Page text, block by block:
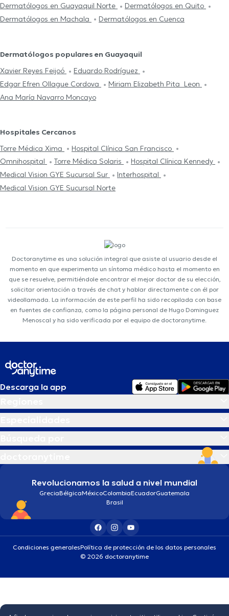
Dermatólogos en Guayaquil Norte
Dermatólogos en Quito
Dermatólogos en Machala
Dermatólogos en Cuenca
Dermatólogos populares en Guayaquil
Xavier Reyes Feijoó
Eduardo Rodríguez
Edgar Efren Ollague Cordova
Miriam Elizabeth Pita Leon
Ana María Navarro Moncayo
Hospitales Cercanos
Torre Médica Xima
Hospital Clínica San Francisco
Omnihospital
Torre Médica Solaris
Hospital Clínica Kennedy
Medical Vision GYE Sucursal Sur
Interhospital
Medical Vision GYE Sucursal Norte
Doctoranytime es una solución integral que asiste al usuario desde el
momento en que experimenta un síntoma médico hasta el momento en
que se resuelve, permitiéndole encontrar el mejor doctor de su elección,
solicitar orientación a través de chat y hablar directamente con él por
videollamada. La información de este perfil ha sido recopilada con base
en fuentes de confianza, como la página personal de Hugo Dominguez
Menoscal y ha sido verificada por el equipo de doctoranytime.
Descarga la app
Revolucionamos la salud a nivel mundial
GreciaBélgicaMéxicoColombiaEcuadorGuatemala
Brasil
Condiciones generalesPolítica de protección de los datos personales
© 2026 doctoranytime